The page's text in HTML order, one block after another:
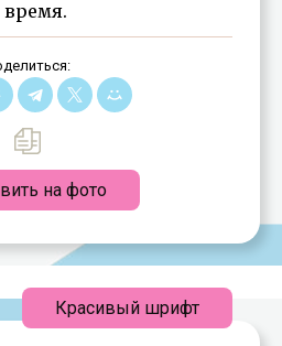
время.
на фото
Красивый шрифт